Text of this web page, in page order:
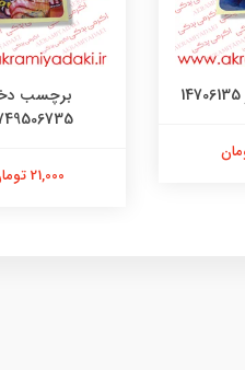
برچسب
21,000 تومان